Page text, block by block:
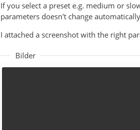
If you select a preset e.g. medium or
parameters doesn't change
I attached a screenshot with the right
Bilder